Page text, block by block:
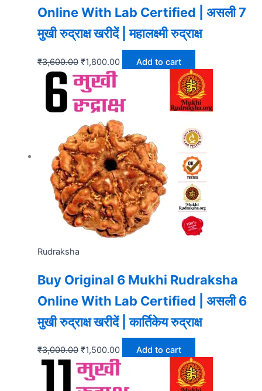
Online With Lab Certified | असली 7
मुखी रुद्राक्ष खरीदें | महालक्ष्मी रुद्राक्ष
₹3,600.00 ₹1,800.00 Add to cart
Rudraksha
Buy Original 6 Mukhi Rudraksha
Online With Lab Certified | असली 6
मुखी रुद्राक्ष खरीदें | कार्तिकेय रुद्राक्ष
₹3,000.00 ₹1,500.00 Add to cart